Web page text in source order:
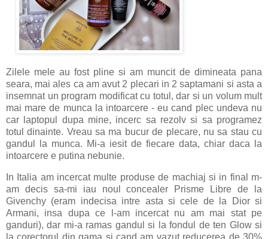
Zilele mele au fost pline si am muncit de dimineata pana
seara, mai ales ca am avut 2 plecari in 2 saptamani si asta a
insemnat un program modificat cu totul, dar si un volum mult
mai mare de munca la intoarcere - eu cand plec undeva nu
car laptopul dupa mine, incerc sa rezolv si sa programez
totul dinainte. Vreau sa ma bucur de plecare, nu sa stau cu
gandul la munca. Mi-a iesit de fiecare data, chiar daca la
intoarcere e putina nebunie.
In Italia am incercat multe produse de machiaj si in final m-
am decis sa-mi iau noul concealer Prisme Libre de la
Givenchy (eram indecisa intre asta si cele de la Dior si
Armani, insa dupa ce l-am incercat nu am mai stat pe
ganduri), dar mi-a ramas gandul si la fondul de ten Glow si
la corectorul din gama si cand am vazut reducerea de 30%